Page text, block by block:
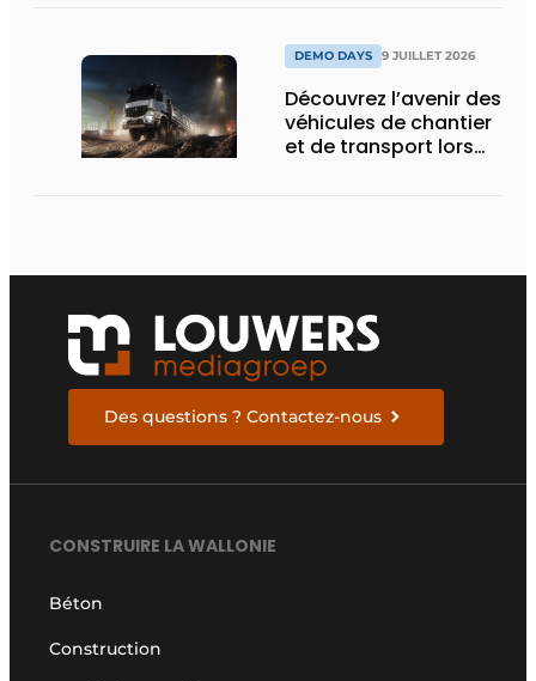
DEMO DAYS 9 JUILLET 2026
Découvrez l’avenir des
véhicules de chantier
et de transport lors
Des questions ? Contactez-nous
CONSTRUIRE LA WALLONIE
Béton
Construction